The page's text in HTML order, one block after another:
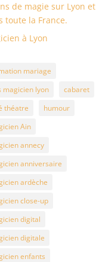
de magie sur Lyon et
toute la France.
à Lyon
mariage
magicien lyon
cabaret
théatre
humour
Ain
annecy
anniversaire
ardèche
close-up
digital
digitale
enfants